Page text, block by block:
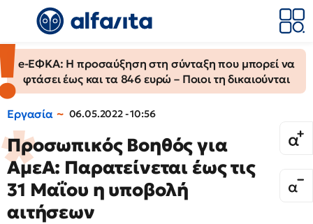
e-ΕΦΚΑ: Η προσαύξηση στη σύνταξη που μπορεί να
φτάσει έως και τα 846 ευρώ – Ποιοι τη δικαιούνται
Εργασία 06.05.2022 - 10:56
Προσωπικός Βοηθός για
ΑμεΑ: Παρατείνεται έως τις
31 Μαΐου η υποβολή
αιτήσεων